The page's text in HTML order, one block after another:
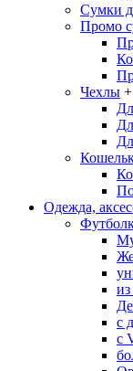
Сумки
Промо
Чехлы +
Одежда,
с
с